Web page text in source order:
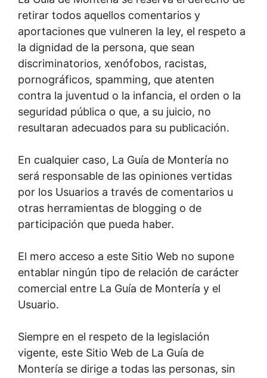
retirar todos aquellos comentarios y
aportaciones que vulneren la ley, el respeto a
la dignidad de la persona, que sean
discriminatorios, xenófobos, racistas,
pornográficos, spamming, que atenten
contra la juventud o la infancia, el orden o la
seguridad pública o que, a su juicio, no
resultaran adecuados para su publicación.
En cualquier caso, La Guía de Montería no
será responsable de las opiniones vertidas
por los Usuarios a través de comentarios u
otras herramientas de blogging o de
participación que pueda haber.
El mero acceso a este Sitio Web no supone
entablar ningún tipo de relación de carácter
comercial entre La Guía de Montería y el
Usuario.
Siempre en el respeto de la legislación
vigente, este Sitio Web de La Guía de
Montería se dirige a todas las personas, sin